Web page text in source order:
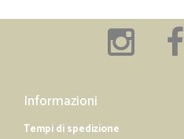
Informazioni
Tempi di spedizione